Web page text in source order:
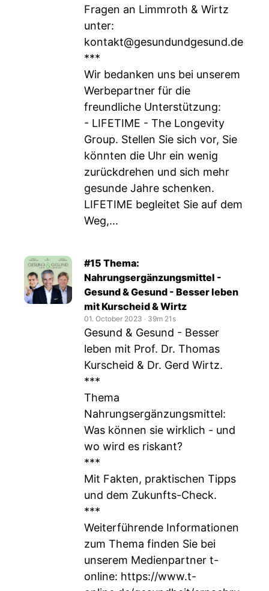
Fragen an Limmroth & Wirtz
unter:
kontakt@gesundundgesund.de
***
Wir bedanken uns bei unserem
Werbepartner für die
freundliche Unterstützung:
- LIFETIME - The Longevity
Group. Stellen Sie sich vor, Sie
könnten die Uhr ein wenig
zurückdrehen und sich mehr
gesunde Jahre schenken.
LIFETIME begleitet Sie auf dem
Weg,...
#15 Thema:
Nahrungsergänzungsmittel -
Gesund & Gesund - Besser leben
mit Kurscheid & Wirtz
01. October 2023 ‧ 39m 21s
Gesund & Gesund - Besser
leben mit Prof. Dr. Thomas
Kurscheid & Dr. Gerd Wirtz.
***
Thema
Nahrungsergänzungsmittel:
Was können sie wirklich - und
wo wird es riskant?
***
Mit Fakten, praktischen Tipps
und dem Zukunfts-Check.
***
Weiterführende Informationen
zum Thema finden Sie bei
unserem Medienpartner t-
online: https://www.t-